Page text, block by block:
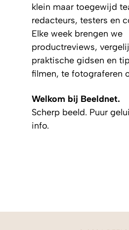
klein maar toegewijd
redacteurs, testers en
Elke week brengen we
productreviews,
praktische gidsen en
filmen, te fotograferen
Welkom bij Beeldnet.
Scherp beeld. Puur
info.